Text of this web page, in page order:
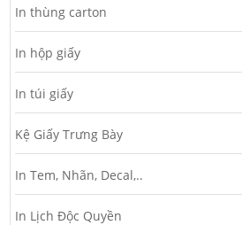
In thùng carton
In hộp giấy
In túi giấy
Kệ Giấy Trưng Bày
In Tem, Nhãn, Decal,..
In Lịch Độc Quyền